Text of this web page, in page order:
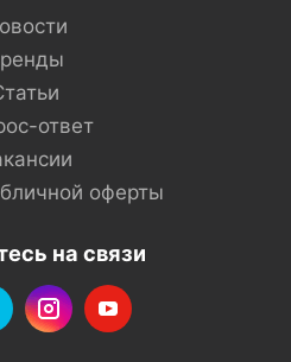
ответ
оферты
на связи